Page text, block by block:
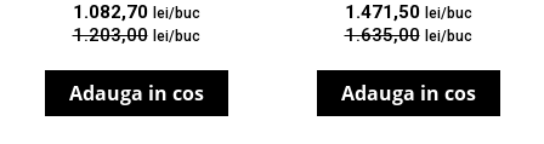
1.082,70 lei/buc
1.203,00 lei/buc
Adauga in cos
1.471,50 lei/buc
1.635,00 lei/buc
Adauga in cos